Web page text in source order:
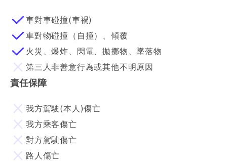
車對車碰撞(車禍)
車對物碰撞（自撞）、傾覆
火災、爆炸、閃電、拋擲物、墜落物
第三人非善意行為或其他不明原因
責任保障
我方駕駛(本人)傷亡
我方乘客傷亡
對方駕駛傷亡
路人傷亡